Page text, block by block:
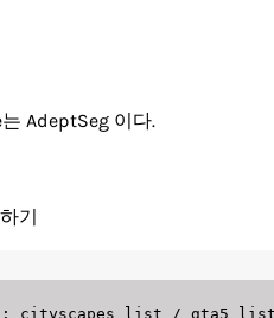
AdeptSeg 이다.
기
: cityscapes_list /